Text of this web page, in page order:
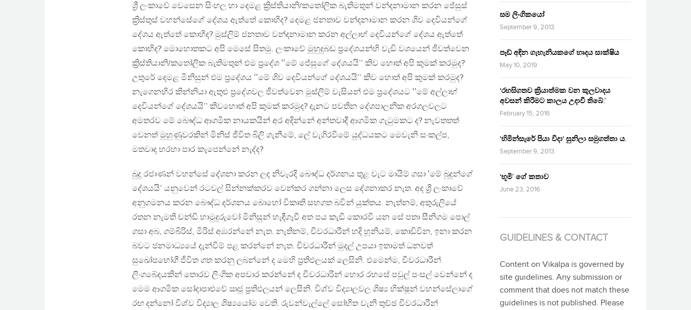
ශ්‍රී ලංකාවේ වෙසෙන සිංහල හා දෙමළ ක්‍රිස්තියානි/කතෝලික බැතිමතුන් වන්දනාමාන කරන ජේසුස්
ක්‍රිස්තුස් වහන්සේගේ දේශය ඇත්තේ කොහිද? දෙමළ ජනතාව වන්දනාමාන කරන ශිව දෙවියන්ගේ
දේශය ඇත්තේ කොහිද? මුස්ලිම් ජනතාව වන්දනාමාන කරන අල්ලාහ් දෙවියන්ගේ දේශය ඇත්තේ
කොහිද? මොහොතකට අපි මෙසේ සිතමු. ලංකාවේ මුහුදුබඩ ප්‍රදේශයන්හි වැඩි වශයෙන් ජීවත්වෙන
ක්‍රිස්තියානි/කතෝලික බැතිමතුන් එම ප්‍රදේශ ‛‛මේ ජේසුගේ දේශයයි’’ කිව හොත් අපි කුමක් කරමුද?
උතුරේ දෙමළ මිනිසුන් එම ප්‍රදේශය ‛‛මේ ශිව දෙවියන්ගේ දේශයයි’’ කිව හොත් අපි කුමක් කරමුද?
නැගෙනහිර කින්නියා ඇතුළු ප්‍රදේශවල ජීවත්වෙන මුස්ලිම් වැසියන් එම ප්‍රදේශයට ‛‛මේ අල්ලාහ්
දෙවියන්ගේ දේශයයි’’ කිවහොත් අපි කුමක් කරමුද? දැනට පවතින දේශපාලනික අරගලවලට
අමතරව මේ බෞද්ධ ආගමික නායකයින් අර අදින්නේ අන්තවාදී ආගමික ගැටුමකට ද? නැවතතත්
වෙනත් මුහුණුවරකින් මිනිස් ජීවිත බිලි ගැනීමේ, ලේ වැගිරවීමේ යුද්ධයකට මෙවැනි සංකල්ප,
මතවාද හරහා පාර කැපෙන්නේ නැද්ද?
බුදු රජාණන් වහන්සේ දේශනා කරන ලද නිවැරදි බෞද්ධ දර්ශනය තුළ වැට මායිම් ගසා ‛මේ බුදුන්ගේ
දේශයයි’ යනුවෙන් රටවල් සින්නක්කරව වෙන්කර ගන්නා ලෙස දේශනාකර නැත. අද ශ්‍රී ලංකාවේ
අනුගමනය කරන බෞද්ධ දර්ශනය බොහෝ විකෘති සහගත බවින් යුක්තය. නැත්නම්, අතුරුලියේ
රතන නැමති චන්ඩි හාමුදුරුවෝ මිනිසුන් හැඳීගෑවී අත පය කැඩී කොරවී යන සේ පතා සීනිගම පොල්
ගසා අබ, ගම්බිරිස්, මිරිස් අඹරන්නේ නැත. නැතිනම්, චීවරධාරීන් හදි හූනියම්, කොඩිවින, ඉනා කරන
බවට ජනමාධ්‍යයේ දැන්වීම් පළ කරන්නේ නැත. චිවරධාරීන් මුදල් උපයා ඉතාමත් ධනවත්
සුඛෝපභෝගී ජීවිත ගත කරනු ලබන්නේ ද මෙහි ප්‍රතිඵලයක් ලෙසිනි. එමෙන්ම, චීවරධාරීන්
ලිංගබේදයකින් තොරව ලිංගික අපචාර කරන්නේ ද චීවරධාරින් හොර රහසේ පවුල් පංසල් වෙන්නේ ද
මෙම ආගමික සෝදාපාළුවේ ඍජු ප්‍රතිඵලයන් ලෙසිනි. විශ්ව විද්‍යාලවල ශිෂ්‍ය භික්ෂූන් වහන්සේලාගේ
රඟ දන්නෝ විශ්ව විද්‍යාල ශිෂ්‍යයෝම වෙති. රුවන්වැල්ලේ සෝභිත වැනි තුච්ඡ චීවරධාරීන්
සම ලිංගිකයෝ
September 9, 2013
පෑඩ් අඳින ගැහැනියකගේ හෘදය සාක්ෂිය
May 10, 2019
‘රහසිගතව ක්‍රියාත්මක වන කුලවාදය
අවසන් කිරීමට කාලය උදාවී තිබේ.’
February 15, 2016
‘හිමින්සැරේ පියා විදා‘ සුනිලා සමුගත්තා ය.
September 9, 2013
‘භූමි’ ගේ කතාව
June 23, 2016
GUIDELINES & CONTACT
Content on Vikalpa is governed by
site guidelines. Any submission or
comment that does not match these
guidelines is not published. Please